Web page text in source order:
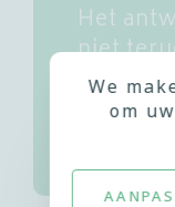
Het
niet
We
om